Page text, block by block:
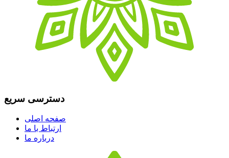
دسترسی سریع
صفحه اصلی
ارتباط با ما
درباره ما